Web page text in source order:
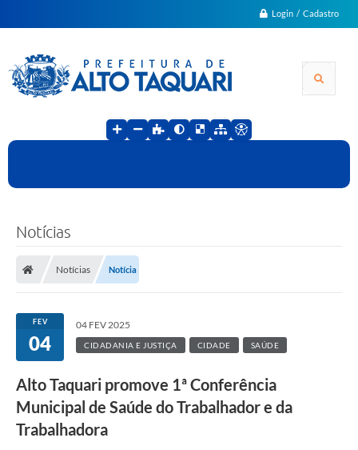
Login / Cadastro
Notícias
Notícias Notícia
FEV
04
04 FEV 2025
CIDADANIA E JUSTIÇA CIDADE SAÚDE
Alto Taquari promove 1ª Conferência
Municipal de Saúde do Trabalhador e da
Trabalhadora